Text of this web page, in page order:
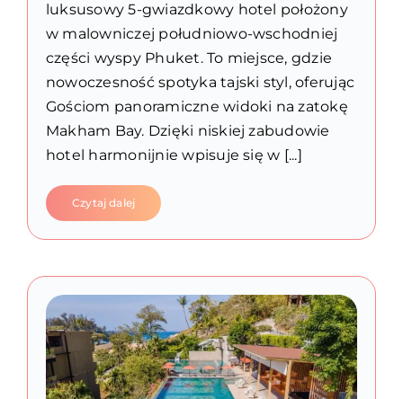
luksusowy 5-gwiazdkowy hotel położony
w malowniczej południowo-wschodniej
części wyspy Phuket. To miejsce, gdzie
nowoczesność spotyka tajski styl, oferując
Gościom panoramiczne widoki na zatokę
Makham Bay. Dzięki niskiej zabudowie
hotel harmonijnie wpisuje się w [...]
Czytaj dalej